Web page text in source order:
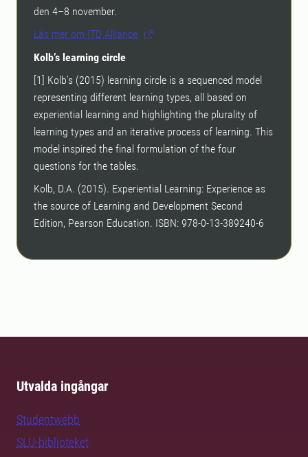
den 4–8 november.
Läs mer om ITD Alliance
Kolb’s learning circle
[1] Kolb’s (2015) learning circle is a sequenced model
representing different learning types, all based on
experiential learning and highlighting the plurality of
learning types and an iterative process of learning. This
model inspired the final formulation of the four
questions for the tables.
Kolb, D.A. (2015). Experiential Learning: Experience as
the source of Learning and Development Second
Edition, Pearson Education. ISBN: 978-0-13-389240-6
Utvalda ingångar
Studentwebb
SLU-biblioteket